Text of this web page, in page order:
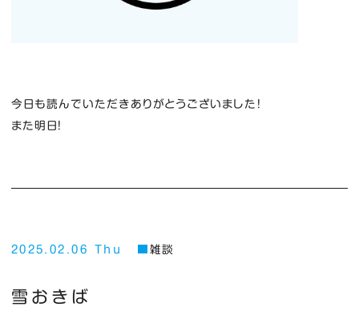
今日も読んでいただきありがとうございました！
また明日！
2025.02.06 Thu 雑談
雪おきば